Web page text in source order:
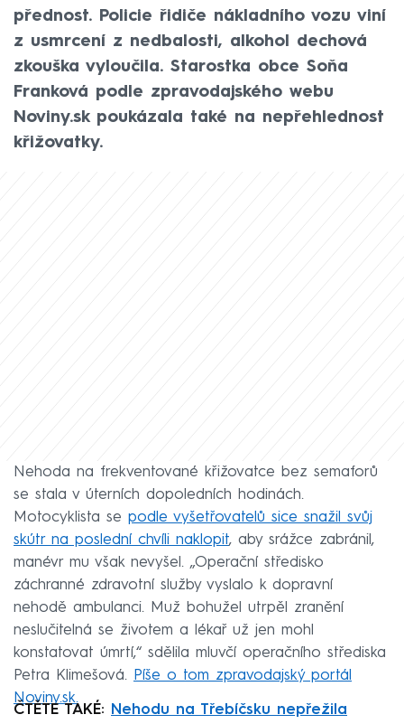
přednost. Policie řidiče nákladního vozu viní
z usmrcení z nedbalosti, alkohol dechová
zkouška vyloučila. Starostka obce Soňa
Franková podle zpravodajského webu
Noviny.sk poukázala také na nepřehlednost
křižovatky.
Nehoda na frekventované křižovatce bez semaforů
se stala v úterních dopoledních hodinách.
Motocyklista se podle vyšetřovatelů sice snažil svůj
skútr na poslední chvíli naklopit, aby srážce zabránil,
manévr mu však nevyšel. „Operační středisko
záchranné zdravotní služby vyslalo k dopravní
nehodě ambulanci. Muž bohužel utrpěl zranění
neslučitelná se životem a lékař už jen mohl
konstatovat úmrtí,“ sdělila mluvčí operačního střediska
Petra Klimešová. Píše o tom zpravodajský portál
Noviny.sk.
ČTĚTE TAKÉ: Nehodu na Třebíčsku nepřežila